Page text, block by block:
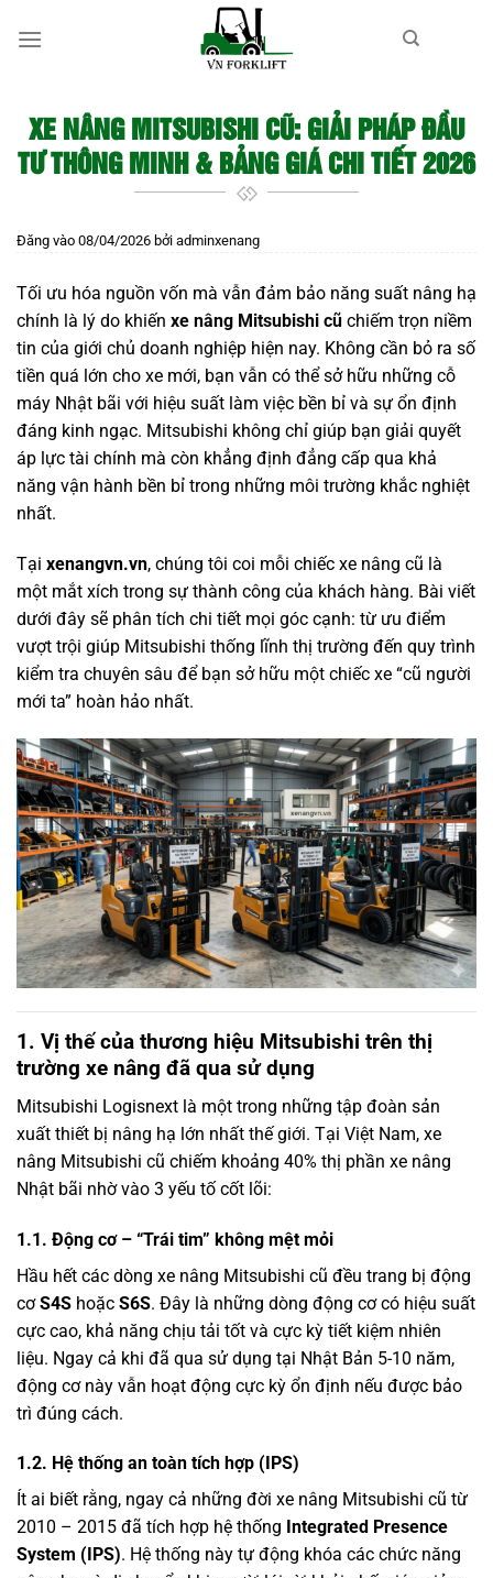
qua
XE NÂNG MITSUBISHI CŨ: GIẢI PHÁP ĐẦU
TƯ THÔNG MINH & BẢNG GIÁ CHI TIẾT 2026
Đăng vào 08/04/2026 bởi adminxenang
Tối ưu hóa nguồn vốn mà vẫn đảm bảo năng suất nâng hạ
chính là lý do khiến xe nâng Mitsubishi cũ chiếm trọn niềm
tin của giới chủ doanh nghiệp hiện nay. Không cần bỏ ra số
tiền quá lớn cho xe mới, bạn vẫn có thể sở hữu những cỗ
máy Nhật bãi với hiệu suất làm việc bền bỉ và sự ổn định
đáng kinh ngạc. Mitsubishi không chỉ giúp bạn giải quyết
áp lực tài chính mà còn khẳng định đẳng cấp qua khả
năng vận hành bền bỉ trong những môi trường khắc nghiệt
nhất.
Tại xenangvn.vn, chúng tôi coi mỗi chiếc xe nâng cũ là
một mắt xích trong sự thành công của khách hàng. Bài viết
dưới đây sẽ phân tích chi tiết mọi góc cạnh: từ ưu điểm
vượt trội giúp Mitsubishi thống lĩnh thị trường đến quy trình
kiểm tra chuyên sâu để bạn sở hữu một chiếc xe “cũ người
mới ta” hoàn hảo nhất.
1. Vị thế của thương hiệu Mitsubishi trên thị
trường xe nâng đã qua sử dụng
Mitsubishi Logisnext là một trong những tập đoàn sản
xuất thiết bị nâng hạ lớn nhất thế giới. Tại Việt Nam, xe
nâng Mitsubishi cũ chiếm khoảng 40% thị phần xe nâng
Nhật bãi nhờ vào 3 yếu tố cốt lõi:
1.1. Động cơ – “Trái tim” không mệt mỏi
Hầu hết các dòng xe nâng Mitsubishi cũ đều trang bị động
cơS4S hoặc S6S. Đây là những dòng động cơ có hiệu suất
cực cao, khả năng chịu tải tốt và cực kỳ tiết kiệm nhiên
liệu. Ngay cả khi đã qua sử dụng tại Nhật Bản 5-10 năm,
động cơ này vẫn hoạt động cực kỳ ổn định nếu được bảo
trì đúng cách.
1.2. Hệ thống an toàn tích hợp (IPS)
Ít ai biết rằng, ngay cả những đời xe nâng Mitsubishi cũ từ
2010 – 2015 đã tích hợp hệ thống Integrated Presence
System (IPS). Hệ thống này tự động khóa các chức năng